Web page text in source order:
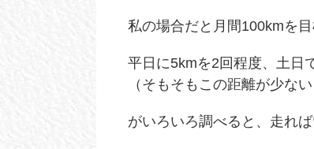
私の場合だと月間100kmを
平日に5kmを2回程度、土日
（そもそもこの距離が少な
がいろいろ調べると、走れ